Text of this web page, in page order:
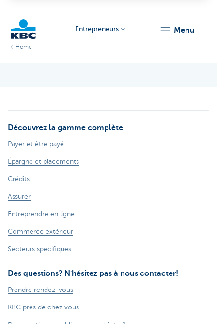
Entrepreneurs menu
Home
Découvrez la gamme complète
Payer et être payé
Épargne et placements
Crédits
Assurer
Entreprendre en ligne
Commerce extérieur
Secteurs spécifiques
Des questions? N'hésitez pas à nous contacter!
Prendre rendez-vous
KBC près de chez vous